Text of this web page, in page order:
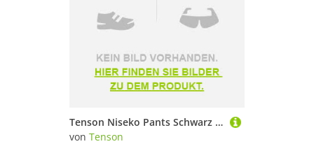
Tenson Niseko Pants Schwarz XL Mann
von Tenson